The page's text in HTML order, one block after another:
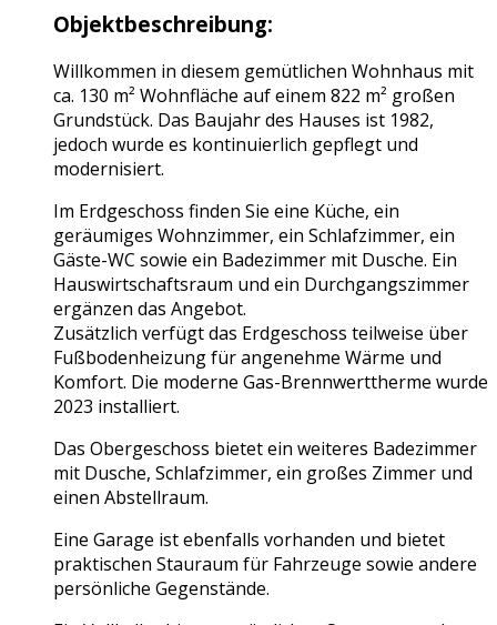
Objektbeschreibung:
Willkommen in diesem gemütlichen Wohnhaus mit
ca. 130 m² Wohnfläche auf einem 822 m² großen
Grundstück. Das Baujahr des Hauses ist 1982,
jedoch wurde es kontinuierlich gepflegt und
modernisiert.
Im Erdgeschoss finden Sie eine Küche, ein
geräumiges Wohnzimmer, ein Schlafzimmer, ein
Gäste-WC sowie ein Badezimmer mit Dusche. Ein
Hauswirtschaftsraum und ein Durchgangszimmer
ergänzen das Angebot.
Zusätzlich verfügt das Erdgeschoss teilweise über
Fußbodenheizung für angenehme Wärme und
Komfort. Die moderne Gas-Brennwerttherme wurde
2023 installiert.
Das Obergeschoss bietet ein weiteres Badezimmer
mit Dusche, Schlafzimmer, ein großes Zimmer und
einen Abstellraum.
Eine Garage ist ebenfalls vorhanden und bietet
praktischen Stauraum für Fahrzeuge sowie andere
persönliche Gegenstände.